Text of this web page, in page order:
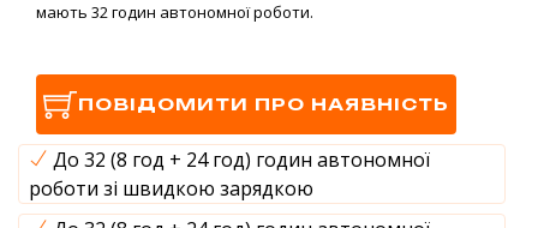
мають 32 годин автономної роботи.
ПОВІДОМИТИ ПРО НАЯВНІСТЬ
До 32 (8 год + 24 год) годин автономної
роботи зі швидкою зарядкою